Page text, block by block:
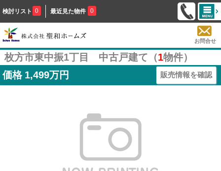
検討リスト 0 最近見た物件 0
お問合せ
枚方市東中振1丁目 中古戸建て（1物件）
価格 1,499万円 販売情報を確認